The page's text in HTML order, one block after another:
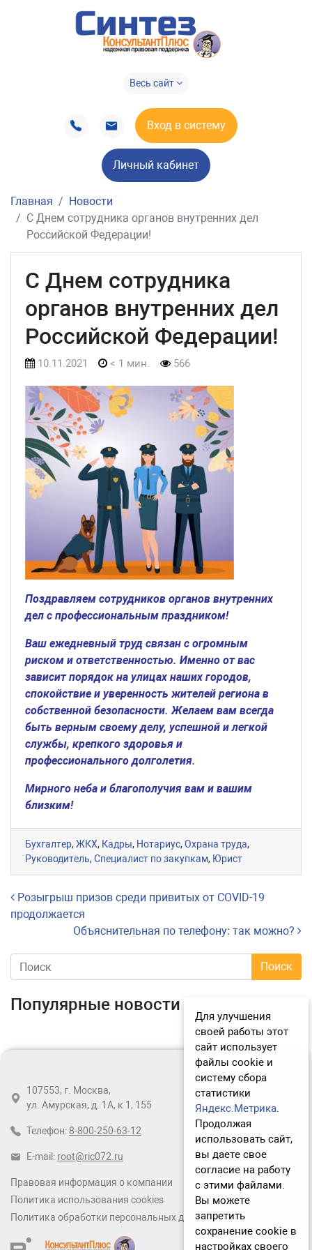
Весь сайт
Вход в систему
Личный кабинет
Главная
Новости
С Днем сотрудника органов внутренних дел
Российской Федерации!
С Днем сотрудника
органов внутренних дел
Российской Федерации!
10.11.2021 < 1 мин. 566
Поздравляем сотрудников органов внутренних
дел с профессиональным праздником!
Ваш ежедневный труд связан с огромным
риском и ответственностью. Именно от вас
зависит порядок на улицах наших городов,
спокойствие и уверенность жителей региона в
собственной безопасности. Желаем вам всегда
быть верным своему делу, успешной и легкой
службы, крепкого здоровья и
профессионального долголетия.
Мирного неба и благополучия вам и вашим
близким!
Бухгалтер,ЖКХ, Кадры, Нотариус,Охрана труда,
Руководитель,Специалист по закупкам, Юрист
Навигация по записям
Розыгрыш призов среди привитых от COVID-19
продолжается
Объяснительная по телефону: так можно?
Популярные новости
Правовая информация о компании
Политика использования cookies
Политика обработки персональных данных
107553, г. Москва,
ул. Амурская, д. 1А, к 1, 155
Телефон: 8-800-250-63-12
E-mail: root@ric072.ru
Для улучшения
своей работы этот
сайт использует
файлы cookie и
систему сбора
статистики
Яндекс.Метрика.
Продолжая
использовать сайт,
вы даете свое
согласие на работу
с этими файлами.
Вы можете
запретить
сохранение cookie в
настройках своего